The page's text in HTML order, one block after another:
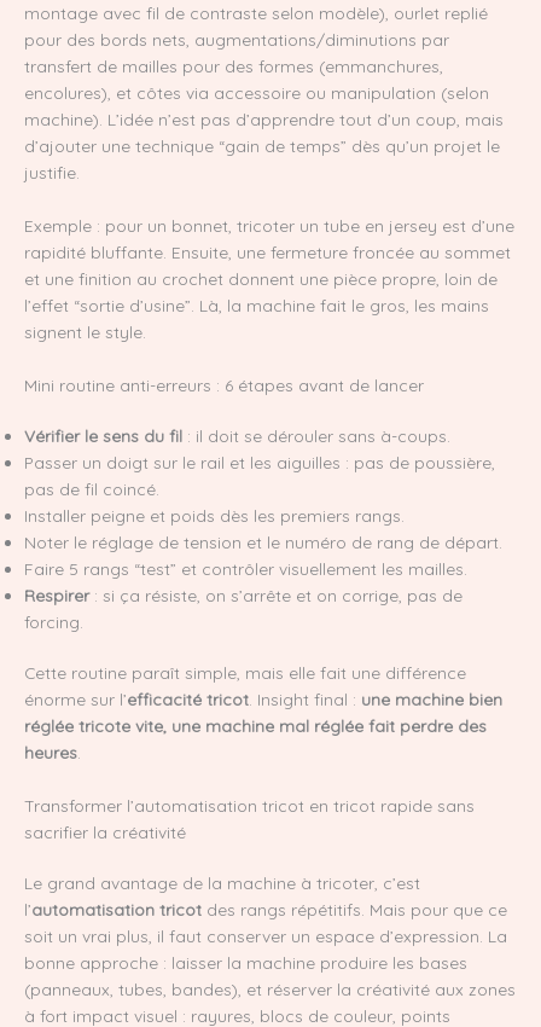
montage avec fil de contraste selon modèle), ourlet replié
pour des bords nets, augmentations/diminutions par
transfert de mailles pour des formes (emmanchures,
encolures), et côtes via accessoire ou manipulation (selon
machine). L’idée n’est pas d’apprendre tout d’un coup, mais
d’ajouter une technique “gain de temps” dès qu’un projet le
justifie.
Exemple : pour un bonnet, tricoter un tube en jersey est d’une
rapidité bluffante. Ensuite, une fermeture froncée au sommet
et une finition au crochet donnent une pièce propre, loin de
l’effet “sortie d’usine”. Là, la machine fait le gros, les mains
signent le style.
Mini routine anti-erreurs : 6 étapes avant de lancer
Vérifier le sens du fil : il doit se dérouler sans à-coups.
Passer un doigt sur le rail et les aiguilles : pas de poussière,
pas de fil coincé.
Installer peigne et poids dès les premiers rangs.
Noter le réglage de tension et le numéro de rang de départ.
Faire 5 rangs “test” et contrôler visuellement les mailles.
Respirer: si ça résiste, on s’arrête et on corrige, pas de
forcing.
Cette routine paraît simple, mais elle fait une différence
énorme sur l’efficacité tricot . Insight final : une machine bien
réglée tricote vite, une machine mal réglée fait perdre des
heures
Transformer l’automatisation tricot en tricot rapide sans
sacrifier la créativité
Le grand avantage de la machine à tricoter, c’est
l’automatisation tricot des rangs répétitifs. Mais pour que ce
soit un vrai plus, il faut conserver un espace d’expression. La
bonne approche : laisser la machine produire les bases
(panneaux, tubes, bandes), et réserver la créativité aux zones
à fort impact visuel : rayures, blocs de couleur, points